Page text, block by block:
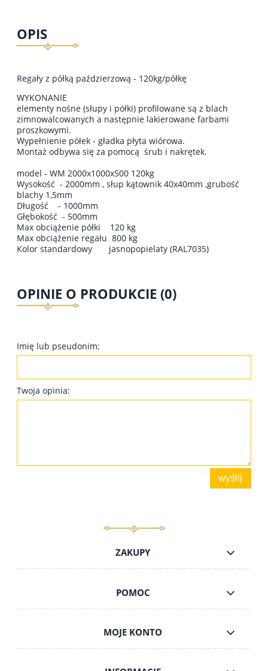
OPIS
Regały z półką paździerzową - 120kg/półkę
WYKONANIE
elementy nośne (słupy i półki) profilowane są z blach
zimnowalcowanych a następnie lakierowane farbami
proszkowymi.
Wypełnienie półek - gładka płyta wiórowa.
Montaż odbywa się za pomocą śrub i nakrętek.
model - WM 2000x1000x500 120kg
Wysokość - 2000mm , słup kątownik 40x40mm ,grubość
blachy 1,5mm
Długość - 1000mm
Głębokość - 500mm
Max obciążenie półki 120 kg
Max obciążenie regału 800 kg
Kolor standardowy jasnopopielaty (RAL7035)
OPINIE O PRODUKCIE (0)
Imię lub pseudonim:
Twoja opinia:
wyślij
ZAKUPY
POMOC
MOJE KONTO